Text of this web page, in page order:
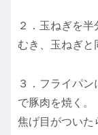
２．玉ねぎを
むき、玉ねぎと
３．フライパ
で豚肉を焼く。
焦げ目がついた